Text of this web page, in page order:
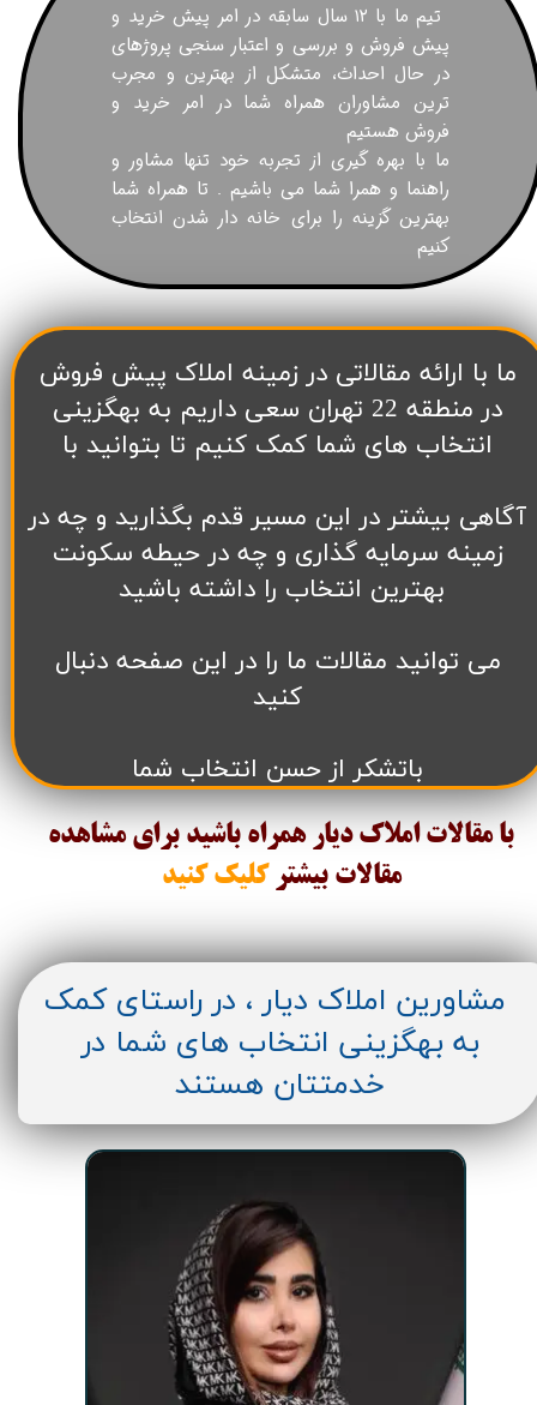
تیم ما با ۱۲ سال سابقه در امر پیش خرید و
پیش فروش و بررسی و اعتبار سنجی پروژهای
در حال احداث، متشکل از بهترین و مجرب
ترین مشاوران همراه شما در امر خرید و
فروش هستیم
ما با بهره گیری از تجربه خود تنها مشاور و
راهنما و همرا شما می باشیم . تا همراه شما
بهترین گزینه را برای خانه دار شدن انتخاب
کنیم
​ما با ارائه مقالاتی در زمینه املاک پیش فروش
در منطقه 22 تهران سعی داریم به بهگزینی
انتخاب های شما کمک کنیم تا بتوانید با
آگاهی بیشتر در این مسیر قدم بگذارید و چه در
زمینه سرمایه گذاری و چه در حیطه سکونت
بهترین انتخاب را داشته باشید
می توانید مقالات ما را در این صفحه دنبال
کنید
باتشکر از حسن انتخاب شما
با مقالات املاک دیار همراه باشید برای مشاهده
مقالات بیشتر کلیک کنید
مشاورین املاک دیار ، در راستای کمک
به بهگزینی انتخاب های شما در
خدمتتان هستند